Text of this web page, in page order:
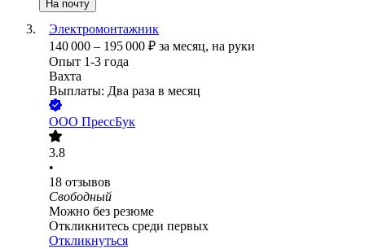
На почту
Электромонтажник
140 000 – 195 000 ₽ за месяц, на руки
Опыт 1-3 года
Вахта
Выплаты: Два раза в месяц
ООО ПрессБук
3.8
•
18 отзывов
Свободный
Можно без резюме
Откликнитесь среди первых
Откликнуться